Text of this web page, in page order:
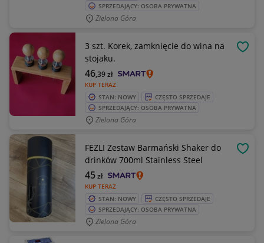
SPRZEDAJĄCY: OSOBA PRYWATNA
Zielona Góra
3 szt. Korek, zamknięcie do wina na
stojaku.
KUP TERAZ
46,39zł
STAN: NOWY
CZĘSTO SPRZEDAJE
SPRZEDAJĄCY: OSOBA PRYWATNA
Zielona Góra
FEZLI Zestaw Barmański Shaker do
drinków 700ml Stainless Steel
KUP TERAZ
45zł
STAN: NOWY
CZĘSTO SPRZEDAJE
SPRZEDAJĄCY: OSOBA PRYWATNA
Zielona Góra